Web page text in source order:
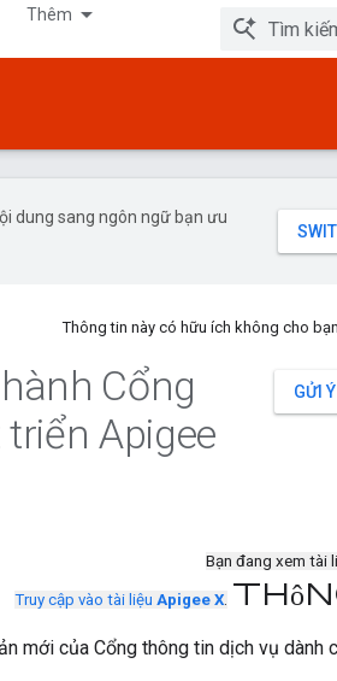
Thêm
dung sang ngôn ngữ bạn ưu
Thông tin này có hữu ích không cho
GỬI
Cổng
Apigee
Bạn đang xem tài
Truy cập vào tài liệu Apigee X.
mới của Cổng thông tin dịch vụ dành